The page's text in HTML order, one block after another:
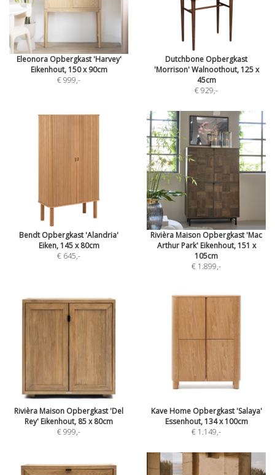
Eleonora Opbergkast 'Harvey'
Eikenhout, 150 x 90cm
€ 999,-
Dutchbone Opbergkast
'Morrison' Walnoothout, 125 x
45cm
€ 929,-
Bendt Opbergkast 'Alandria'
Eiken, 145 x 80cm
€ 645,-
Rivièra Maison Opbergkast 'Mac
Arthur Park' Eikenhout, 151 x
105cm
€ 1.899,-
Rivièra Maison Opbergkast 'Del
Rey' Eikenhout, 85 x 80cm
€ 999,-
Kave Home Opbergkast 'Salaya'
Essenhout, 134 x 100cm
€ 1.149,-